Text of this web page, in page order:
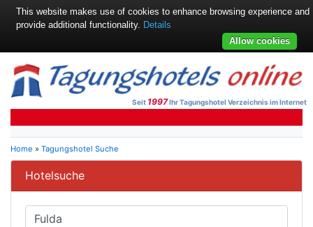
Seit 1997Ihr Tagungshotel Verzeichnis im Internet
Home » Tagungshotel Suche
Hotelsuche
This website makes use of cookies to enhance browsing experience and
provide additional functionality. Details
Allow cookies